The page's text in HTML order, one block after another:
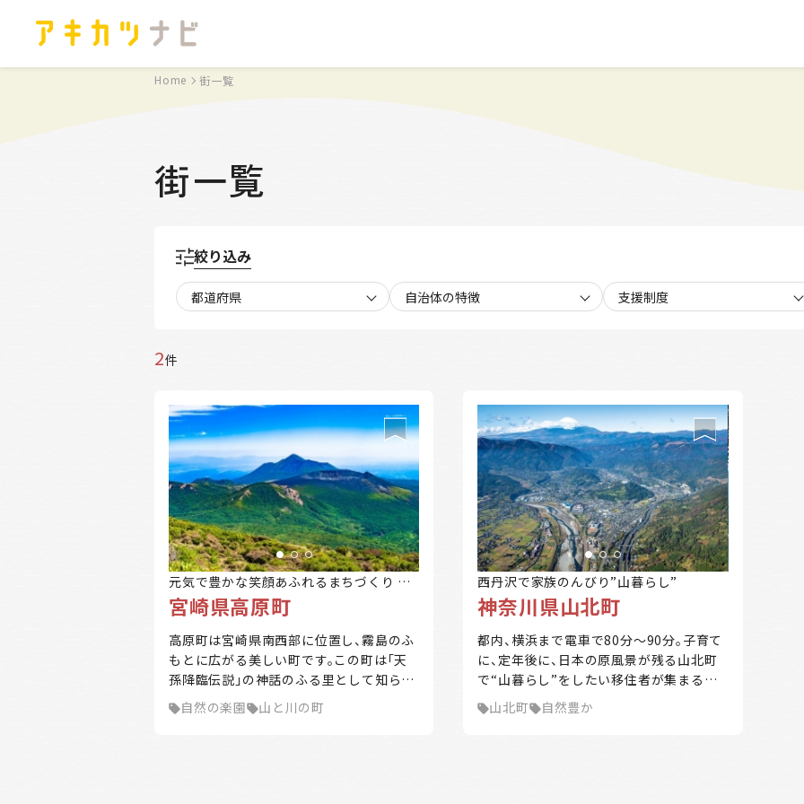
Home 街一覧
街一覧
絞り込み
都道府県 自治体の特徴 支援制度
2件
元気で豊かな笑顔あふれるまちづくり 神
武の里 たかはる
宮崎県高原町
高原町は宮崎県南西部に位置し、霧島のふ
もとに広がる美しい町です。この町は「天
孫降臨伝説」の神話のふる里として知られ
ています。宮崎県の南西部、宮崎市から西
へ約40キロメートルの場所にあり、町域西
自然の楽園 山と川の町
西丹沢で家族のんびり”山暮らし”
神奈川県山北町
都内、横浜まで電車で80分～90分。子育て
に、定年後に、日本の原風景が残る山北町
で“山暮らし”をしたい移住者が集まる町
です。 東京から西へ80km。山北町は神奈
川県の西部にある、緑深い丹沢の山々に抱
山北町 自然豊か